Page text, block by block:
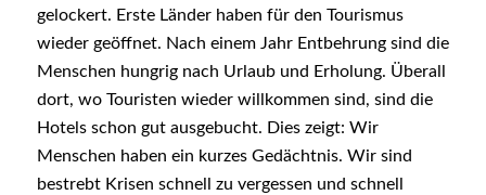
gelockert. Erste Länder haben für den Tourismus
wieder geöffnet. Nach einem Jahr Entbehrung sind die
Menschen hungrig nach Urlaub und Erholung. Überall
dort, wo Touristen wieder willkommen sind, sind die
Hotels schon gut ausgebucht. Dies zeigt: Wir
Menschen haben ein kurzes Gedächtnis. Wir sind
bestrebt Krisen schnell zu vergessen und schnell